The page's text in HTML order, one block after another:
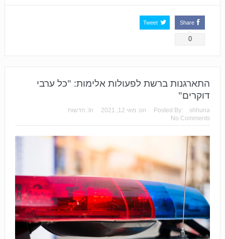
Share
0
Tweet
התארגנות ברשת לפעולות אלימות: "כל ערבי
דוקרים"
Posted By: shhuna
on: מאי 12, 2021 In:
חדשות
No Comments